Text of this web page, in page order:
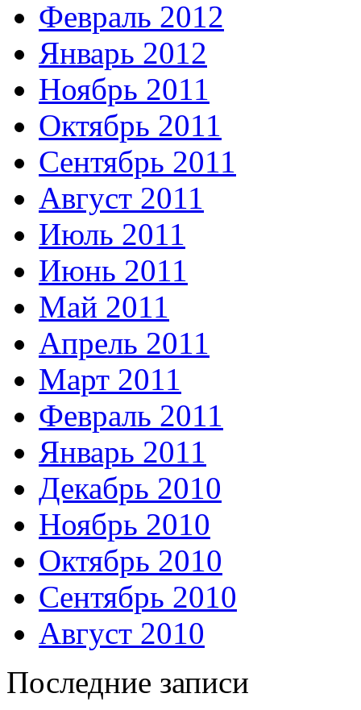
Февраль 2012
Январь 2012
Ноябрь 2011
Октябрь 2011
Сентябрь 2011
Август 2011
Июль 2011
Июнь 2011
Май 2011
Апрель 2011
Март 2011
Февраль 2011
Январь 2011
Декабрь 2010
Ноябрь 2010
Октябрь 2010
Сентябрь 2010
Август 2010
Последние записи